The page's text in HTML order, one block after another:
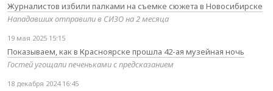
Журналистов избили палками на съемке сюжета в Новосибирске
Нападавших отправили в СИЗО на 2 месяца
19 мая 2025 15:15
Показываем, как в Красноярске прошла 42-ая музейная ночь
Гостей угощали печеньками с предсказанием
18 декабря 2024 16:45